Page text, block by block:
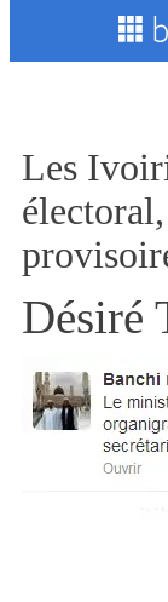
Les
Désiré